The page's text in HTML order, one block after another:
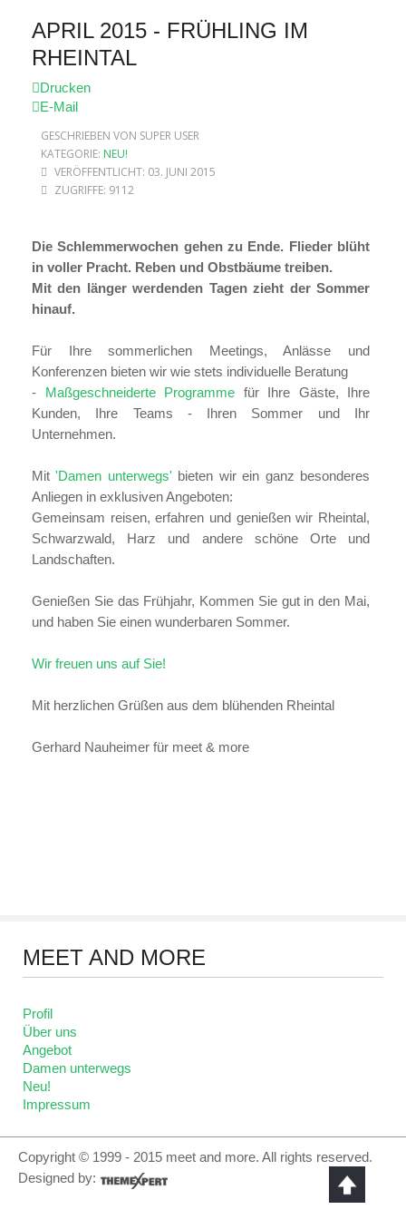
APRIL 2015 - FRÜHLING IM
RHEINTAL
Drucken
E-Mail
GESCHRIEBEN VON SUPER USER
KATEGORIE: NEU!
VERÖFFENTLICHT: 03. JUNI 2015
ZUGRIFFE: 9112
Die Schlemmerwochen gehen zu Ende. Flieder blüht
in voller Pracht. Reben und Obstbäume treiben.
Mit den länger werdenden Tagen zieht der Sommer
hinauf.
Für Ihre sommerlichen Meetings, Anlässe und
Konferenzen bieten wir wie stets individuelle Beratung
- Maßgeschneiderte Programme für Ihre Gäste, Ihre
Kunden, Ihre Teams - Ihren Sommer und Ihr
Unternehmen.
Mit'Damen unterwegs' bieten wir ein ganz besonderes
Anliegen in exklusiven Angeboten:
Gemeinsam reisen, erfahren und genießen wir Rheintal,
Schwarzwald, Harz und andere schöne Orte und
Landschaften.
Genießen Sie das Frühjahr, Kommen Sie gut in den Mai,
und haben Sie einen wunderbaren Sommer.
Wir freuen uns auf Sie!
Mit herzlichen Grüßen aus dem blühenden Rheintal
Gerhard Nauheimer für meet & more
MEET AND MORE
Profil
Über uns
Angebot
Damen unterwegs
Neu!
Impressum
Copyright © 1999 - 2015 meet and more. All rights reserved.
Designed by: